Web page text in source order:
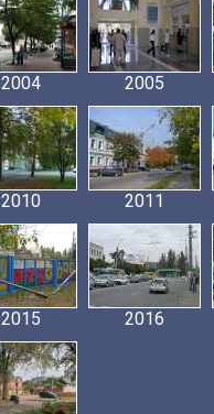
2004 2005
2010 2011
2015 2016